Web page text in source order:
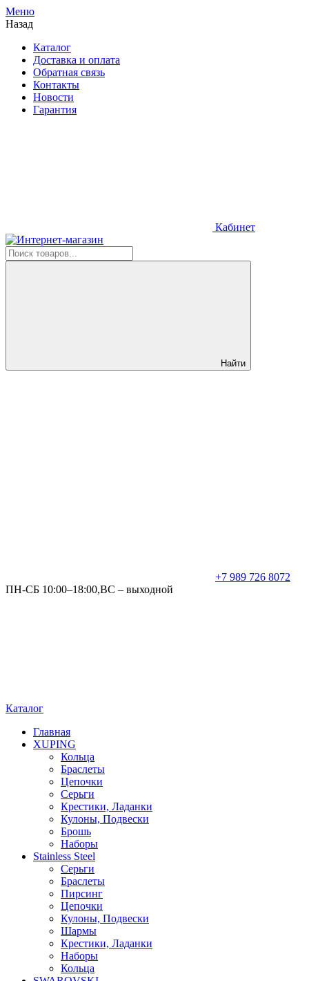
Меню
Назад
Каталог
Доставка и оплата
Обратная связь
Контакты
Новости
Гарантия
Кабинет
Найти
+7 989 726 8072
ПН-СБ 10:00–18:00,ВС – выходной
Каталог
Главная
XUPING
Кольца
Браслеты
Цепочки
Серьги
Крестики, Ладанки
Кулоны, Подвески
Брошь
Наборы
Stainless Steel
Cерьги
Браслеты
Пирсинг
Цепочки
Кулоны, Подвески
Шармы
Крестики, Ладанки
Наборы
Кольца